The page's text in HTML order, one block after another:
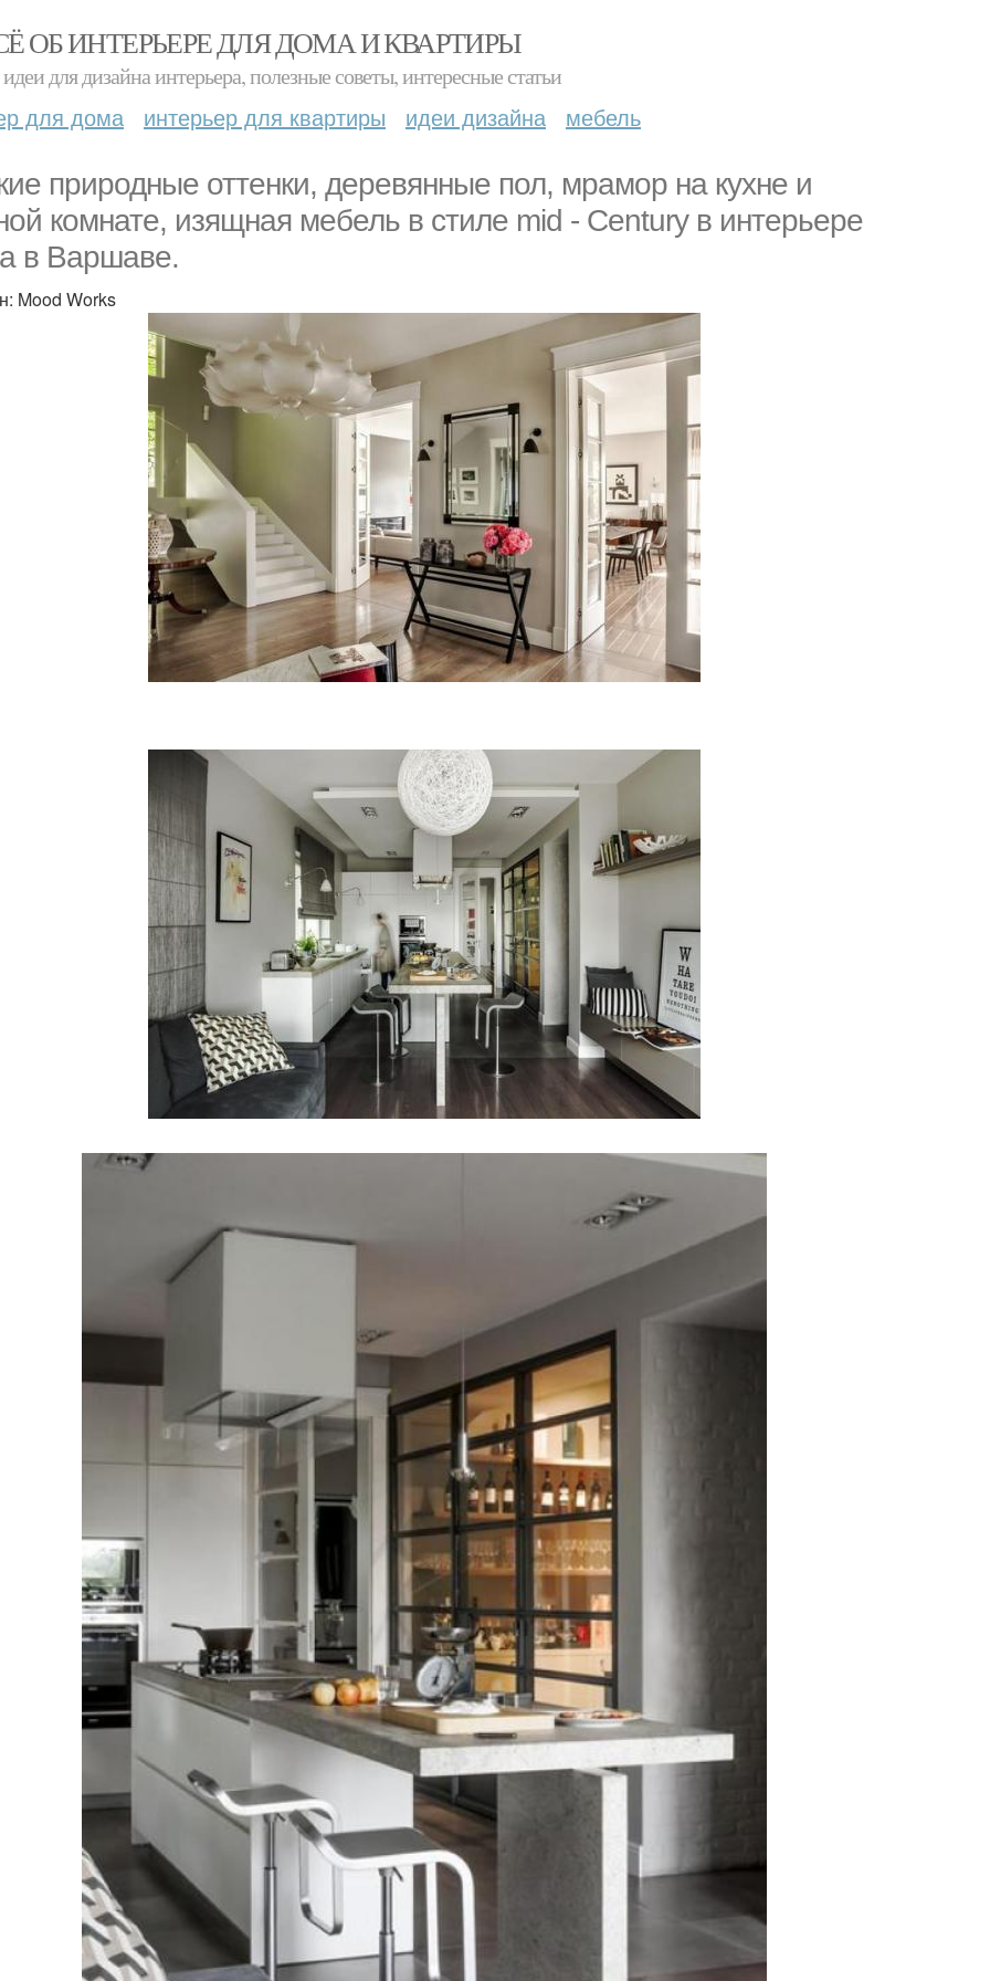
ОБ ИНТЕРЬЕРЕ ДЛЯ ДОМА И КВАРТИРЫ
для дизайна интерьера, полезные советы, интересные статьи
для дома интерьер для квартиры идеи дизайна мебель
природные оттенки, деревянные пол, мрамор на кухне и
комнате, изящная мебель в стиле mid - Century в интерьере
в Варшаве.
Mood Works